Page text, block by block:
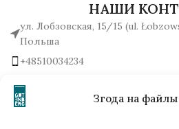
Згода на
НАШИ
ул. Лобзовская, 15/15 (ul.
Польша
+48510034234
Написать